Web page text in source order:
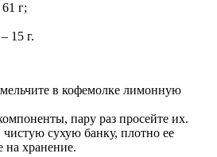
г;
15 г.
в кофемолке лимонную
пару раз просейте их.
чистую сухую банку, плотно ее
на хранение.